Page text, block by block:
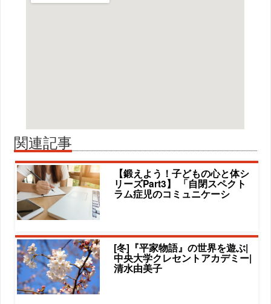
関連記事
【鍛えよう！子どもの心と体シ
リーズPart3】 「自閉スペクト
ラム症児のコミュニケーシ
[冬]『平家物語』の世界を遊ぶ|
中央大学クレセントアカデミー|
清水由美子